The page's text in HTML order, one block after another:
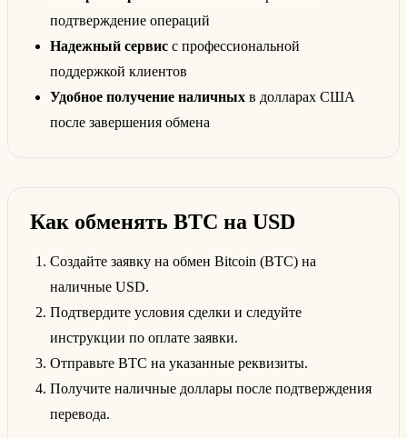
подтверждение операций
Надежный сервис с профессиональной
поддержкой клиентов
Удобное получение наличных в долларах США
после завершения обмена
Как обменять BTC на USD
Создайте заявку на обмен Bitcoin (BTC) на
наличные USD.
Подтвердите условия сделки и следуйте
инструкции по оплате заявки.
Отправьте BTC на указанные реквизиты.
Получите наличные доллары после подтверждения
перевода.